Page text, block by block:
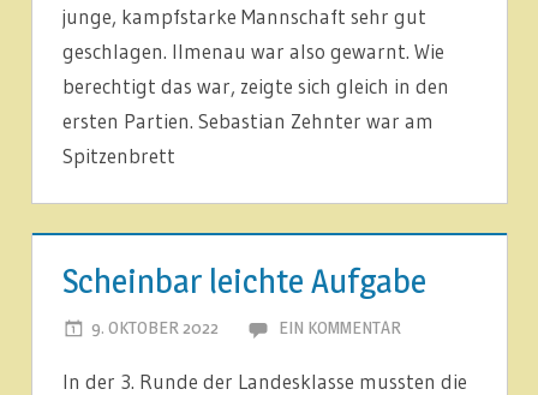
junge, kampfstarke Mannschaft sehr gut
geschlagen. Ilmenau war also gewarnt. Wie
berechtigt das war, zeigte sich gleich in den
ersten Partien. Sebastian Zehnter war am
Spitzenbrett
NEUIGKEITEN
Scheinbar leichte Aufgabe
9. OKTOBER 2022 JOACHIM LEHMANN
EIN KOMMENTAR
In der 3. Runde der Landesklasse mussten die